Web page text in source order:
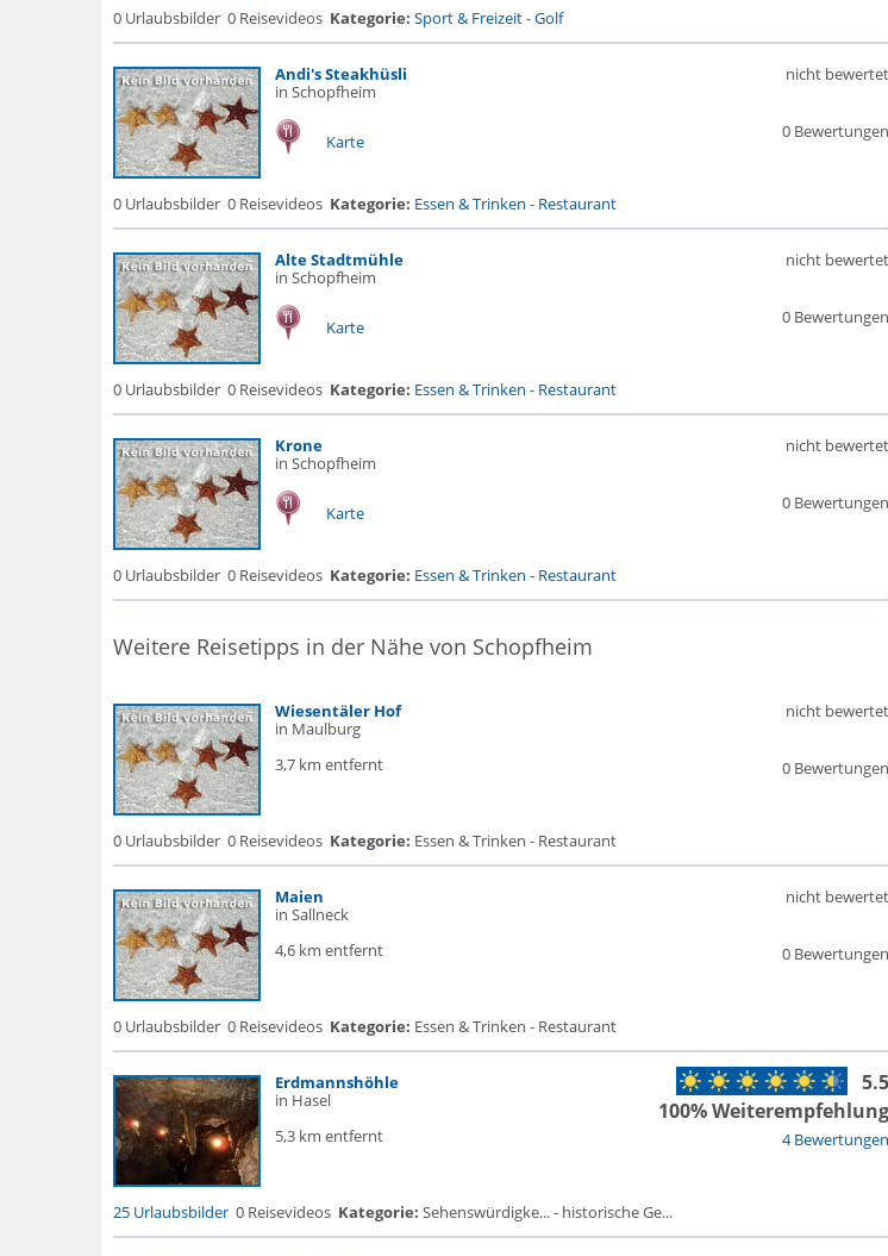
0 Urlaubsbilder 0 Reisevideos Kategorie: Sport & Freizeit-Golf
Andi's Steakhüsli
in Schopfheim
Karte 0 Bewertungen
nicht bewertet
0 Urlaubsbilder 0 Reisevideos Kategorie: Essen & Trinken - Restaurant
Alte Stadtmühle
in Schopfheim
Karte 0 Bewertungen
nicht bewertet
0 Urlaubsbilder 0 Reisevideos Kategorie: Essen & Trinken - Restaurant
Krone
in Schopfheim
Karte 0 Bewertungen
nicht bewertet
0 Urlaubsbilder 0 Reisevideos Kategorie: Essen & Trinken - Restaurant
Weitere Reisetipps in der Nähe von Schopfheim
Wiesentäler Hof
in Maulburg
3,7 km entfernt
0 Bewertungen
nicht bewertet
0 Urlaubsbilder 0 Reisevideos Kategorie: Essen & Trinken - Restaurant
Maien
in Sallneck
4,6 km entfernt
0 Bewertungen
nicht bewertet
0 Urlaubsbilder 0 Reisevideos Kategorie: Essen & Trinken - Restaurant
Erdmannshöhle
in Hasel
5,3 km entfernt
4 Bewertungen
5.5
100% Weiterempfehlung
25 Urlaubsbilder 0 Reisevideos Kategorie: Sehenswürdigke... - historische Ge...